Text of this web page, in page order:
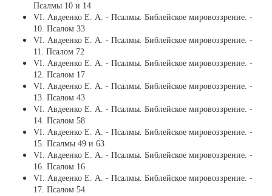
Псалмы 10 и 14
VI. Авдеенко Е. А. - Псалмы. Библейское мировоззрение. -
10. Псалом 33
VI. Авдеенко Е. А. - Псалмы. Библейское мировоззрение. -
11. Псалом 72
VI. Авдеенко Е. А. - Псалмы. Библейское мировоззрение. -
12. Псалом 17
VI. Авдеенко Е. А. - Псалмы. Библейское мировоззрение. -
13. Псалом 43
VI. Авдеенко Е. А. - Псалмы. Библейское мировоззрение. -
14. Псалом 58
VI. Авдеенко Е. А. - Псалмы. Библейское мировоззрение. -
15. Псалмы 49 и 63
VI. Авдеенко Е. А. - Псалмы. Библейское мировоззрение. -
16. Псалом 16
VI. Авдеенко Е. А. - Псалмы. Библейское мировоззрение. -
17. Псалом 54